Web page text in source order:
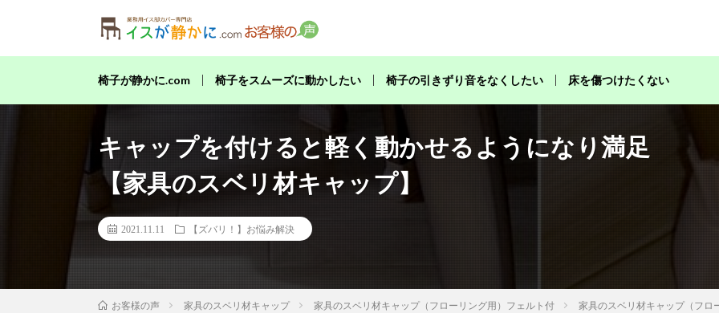
椅子が静かに.com 椅子をスムーズに動かしたい 椅子の引きずり音をなくしたい 床を傷つけたくない
キャップを付けると軽く動かせるようになり満足
【家具のスベリ材キャップ】
2021.11.11 【ズバリ！】お悩み解決
お客様の声 家具のスベリ材キャップ 家具のスベリ材キャップ（フローリング用）フェルト付
家具のスベリ材キャップ（フロ